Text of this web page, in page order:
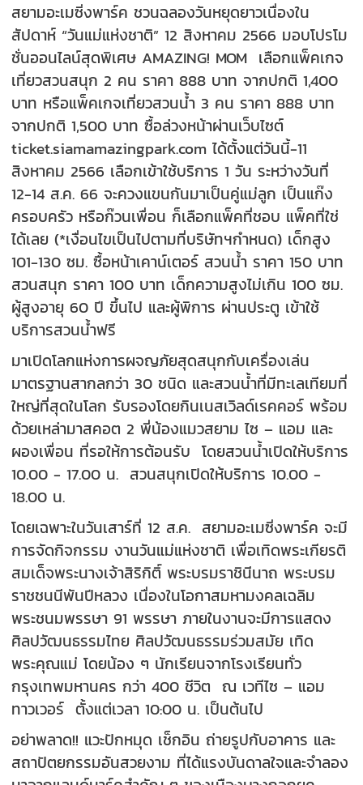
สยามอะเมซิ่งพาร์ค ชวนฉลองวันหยุดยาวเนื่องใน
สัปดาห์ “วันแม่แห่งชาติ” 12 สิงหาคม 2566 มอบโปรโม
ชั่นออนไลน์สุดพิเศษ AMAZING! MOM เลือกแพ็คเกจ
เที่ยวสวนสนุก 2 คน ราคา 888 บาท จากปกติ 1,400
บาท หรือแพ็คเกจเที่ยวสวนน้ำ 3 คน ราคา 888 บาท
จากปกติ 1,500 บาท ซื้อล่วงหน้าผ่านเว็บไซต์
ticket.siamamazingpark.com ได้ตั้งแต่วันนี้-11
สิงหาคม 2566 เลือกเข้าใช้บริการ 1 วัน ระหว่างวันที่
12-14 ส.ค. 66 จะควงแขนกันมาเป็นคู่แม่ลูก เป็นแก๊ง
ครอบครัว หรือก๊วนเพื่อน ก็เลือกแพ็คที่ชอบ แพ็คที่ใช่
ได้เลย (*เงื่อนไขเป็นไปตามที่บริษัทฯกำหนด) เด็กสูง
101-130 ซม. ซื้อหน้าเคาน์เตอร์ สวนน้ำ ราคา 150 บาท
สวนสนุก ราคา 100 บาท เด็กความสูงไม่เกิน 100 ซม.
ผู้สูงอายุ 60 ปี ขึ้นไป และผู้พิการ ผ่านประตู เข้าใช้
บริการสวนน้ำฟรี
มาเปิดโลกแห่งการผจญภัยสุดสนุกกับเครื่องเล่น
มาตรฐานสากลกว่า 30 ชนิด และสวนน้ำที่มีทะเลเทียมที่
ใหญ่ที่สุดในโลก รับรองโดยกินเนสเวิลด์เรคคอร์ พร้อม
ด้วยเหล่ามาสคอต 2 พี่น้องแมวสยาม ไซ – แอม และ
ผองเพื่อน ที่รอให้การต้อนรับ โดยสวนน้ำเปิดให้บริการ
10.00 - 17.00 น. สวนสนุกเปิดให้บริการ 10.00 -
18.00 น.
โดยเฉพาะในวันเสาร์ที่ 12 ส.ค. สยามอะเมซิ่งพาร์ค จะมี
การจัดกิจกรรม งานวันแม่แห่งชาติ เพื่อเทิดพระเกียรติ
สมเด็จพระนางเจ้าสิริกิติ์ พระบรมราชินีนาถ พระบรม
ราชชนนีพันปีหลวง เนื่องในโอกาสมหามงคลเฉลิม
พระชนมพรรษา 91 พรรษา ภายในงานจะมีการแสดง
ศิลปวัฒนธรรมไทย ศิลปวัฒนธรรมร่วมสมัย เทิด
พระคุณแม่ โดยน้อง ๆ นักเรียนจากโรงเรียนทั่ว
กรุงเทพมหานคร กว่า 400 ชีวิต ณ เวทีไซ – แอม
ทาวเวอร์ ตั้งแต่เวลา 10:00 น. เป็นต้นไป
อย่าพลาด!! แวะปักหมุด เช็กอิน ถ่ายรูปกับอาคาร และ
สถาปัตยกรรมอันสวยงาม ที่ได้แรงบันดาลใจและจำลอง